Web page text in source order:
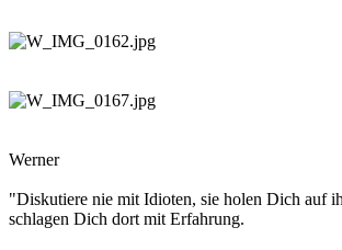
Werner
"Diskutiere nie mit Idioten, sie holen Dich auf
schlagen Dich dort mit Erfahrung.